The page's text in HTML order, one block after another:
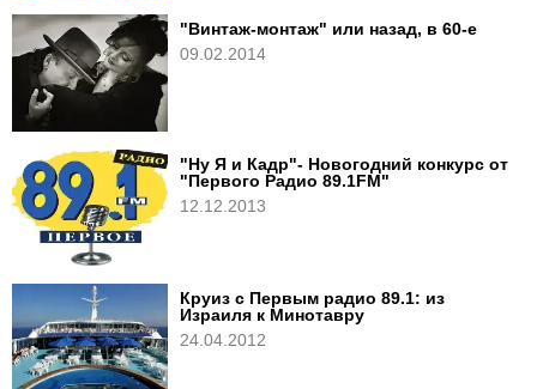
"Винтаж-монтаж" или назад, в 60-е
09.02.2014
"Ну Я и Кадр"- Новогодний конкурс от
"Первого Радио 89.1FM"
12.12.2013
Круиз с Первым радио 89.1: из
Израиля к Минотавру
24.04.2012